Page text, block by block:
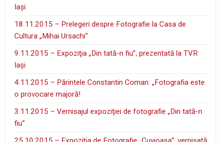
Iaşi
18.11.2015 – Prelegeri despre Fotografie la Casa de
Cultura „Mihai Ursachi“
9.11.2015 – Expoziţia „Din tată-n fiu”, prezentată la TVR
Iaşi
4.11.2015 – Părintele Constantin Coman: „Fotografia este
o provocare majoră!
3.11.2015 – Vernisajul expoziţiei de fotografie „Din tată-n
fiu“